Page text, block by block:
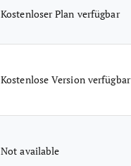
Kostenloser Plan verfügbar
Kostenlose Version verfügbar
Not available